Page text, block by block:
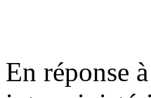
En réponse